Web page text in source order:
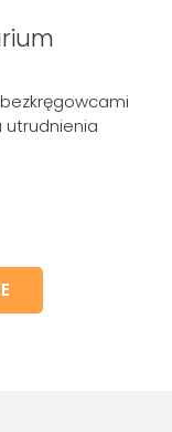
utrudnienia